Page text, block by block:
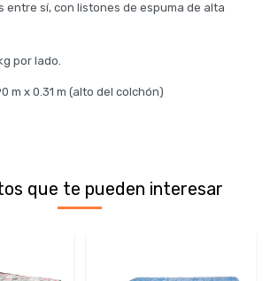
entre sí, con listones de espuma de alta
por lado.
m x 0.31 m (alto del colchón)
que te pueden interesar